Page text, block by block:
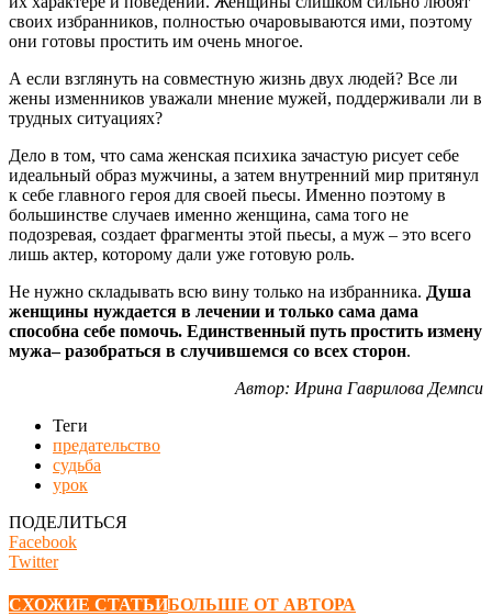
своих избранников, полностью очаровываются ими, поэтому
они готовы простить им очень многое.
А если взглянуть на совместную жизнь двух людей? Все ли
жены изменников уважали мнение мужей, поддерживали ли в
трудных ситуациях?
Дело в том, что сама женская психика зачастую рисует себе
идеальный образ мужчины, а затем внутренний мир притянул
к себе главного героя для своей пьесы. Именно поэтому в
большинстве случаев именно женщина, сама того не
подозревая, создает фрагменты этой пьесы, а муж – это всего
лишь актер, которому дали уже готовую роль.
Не нужно складывать всю вину только на избранника. Душа
женщины нуждается в лечении и только сама дама
способна себе помочь. Единственный путь простить измену
мужа– разобраться в случившемся со всех сторон.
Автор: Ирина Гаврилова Демпси
Теги
предательство
судьба
урок
ПОДЕЛИТЬСЯ
Facebook
Twitter
СХОЖИЕ СТАТЬИБОЛЬШЕ ОТ АВТОРА